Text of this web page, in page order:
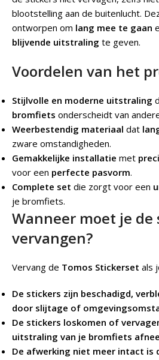
blootstelling aan de buitenlucht.
ontworpen om lang mee te gaan
blijvende uitstraling te geven.
Voordelen van het
Stijlvolle en moderne uitstraling
bromfiets onderscheidt van
Weerbestendig materiaal dat
zware omstandigheden.
Gemakkelijke installatie met
voor een perfecte pasvorm.
Complete set die zorgt voor een
je bromfiets.
Wanneer moet je de
vervangen?
Vervang de Tomos Stickerset als
De stickers zijn beschadigd,
door slijtage of
De stickers loskomen of
uitstraling van je bromfiets
De afwerking niet meer intact is